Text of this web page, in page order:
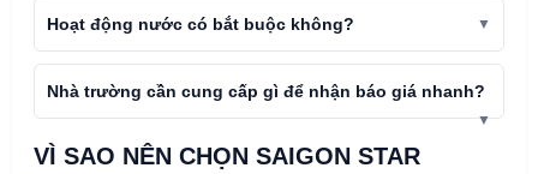
Hoạt động nước có bắt buộc không?
Nhà trường cần cung cấp gì để nhận báo giá nhanh?
VÌ SAO NÊN CHỌN SAIGON STAR